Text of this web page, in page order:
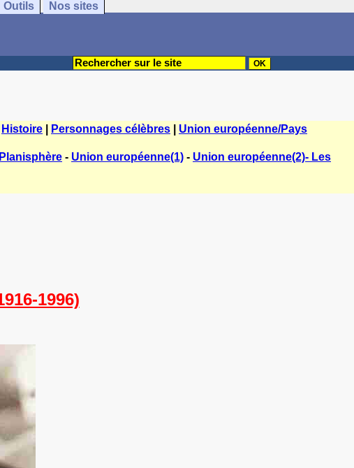
Outils Nos sites
Histoire Personnages célèbres
Union européenne/Pays
- Union européenne(1) - Union européenne(2)- Les
1996)